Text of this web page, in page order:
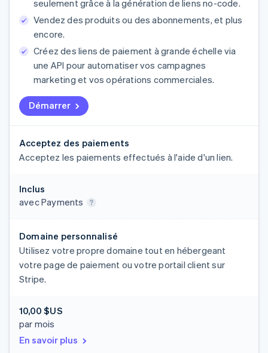
Démarrer
seulement grâce à la génération de liens no-code.
Vendez des produits ou des abonnements, et plus
encore.
Créez des liens de paiement à grande échelle via
une API pour automatiser vos campagnes
marketing et vos opérations commerciales.
Acceptez des paiements
Acceptez les paiements effectués à l'aide d'un lien.
Inclus
avec Payments
Domaine personnalisé
Utilisez votre propre domaine tout en hébergeant
votre page de paiement ou votre portail client sur
Stripe.
10,00 $US
par mois
En savoir plus